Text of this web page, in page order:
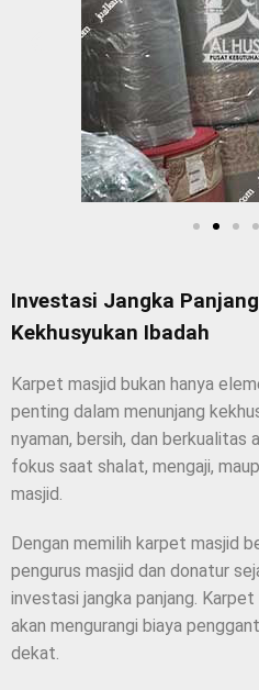
Investasi Jangka
Kekhusyukan Ibadah
Karpet masjid bukan hanya
penting dalam menunjang
nyaman, bersih, dan berkualitas
fokus saat shalat, mengaji,
masjid.
Dengan memilih karpet masjid
pengurus masjid dan donatur
investasi jangka panjang.
akan mengurangi biaya
dekat.